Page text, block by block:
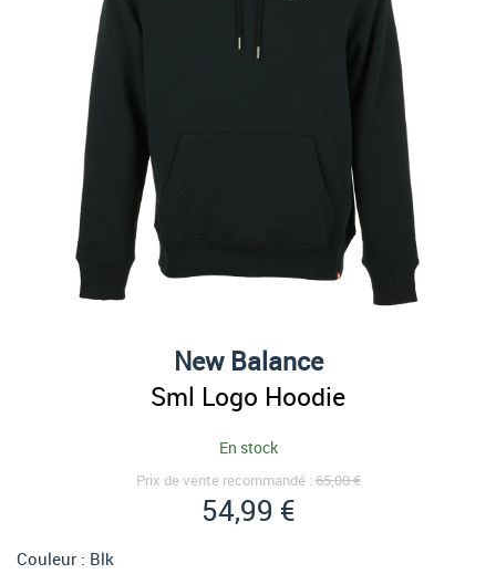
New Balance
Sml Logo Hoodie
En stock
Prix de vente recommandé :65,00 €
54,99 €
Couleur : Blk